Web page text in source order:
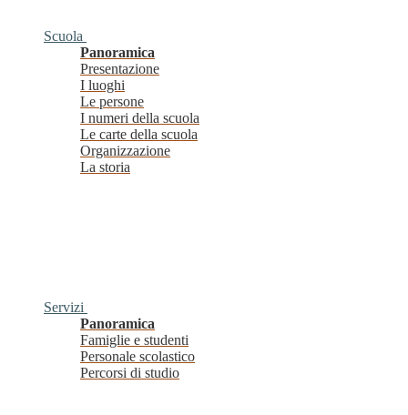
Scuola
Panoramica
Presentazione
I luoghi
Le persone
I numeri della scuola
Le carte della scuola
Organizzazione
La storia
Servizi
Panoramica
Famiglie e studenti
Personale scolastico
Percorsi di studio